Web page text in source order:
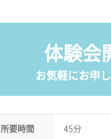
体験会
お気軽にお申
所要時間 45分